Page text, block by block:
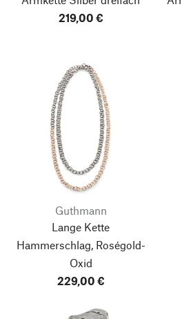
219,00 €
Guthmann
Lange Kette
Hammerschlag, Roségold-
Oxid
229,00 €